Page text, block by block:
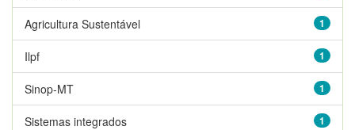
1
Agricultura Sustentável
1
Ilpf
1
Sinop-MT
1
Sistemas integrados